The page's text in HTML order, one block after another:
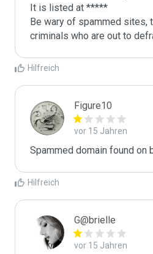
It is listed at *****
Be wary of spammed sites,
criminals who are out to
Hilfreich
Figure10
vor 15 Jahren
Spammed domain found on
Hilfreich
G@brielle
vor 15 Jahren